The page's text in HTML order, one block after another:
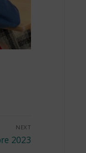
NEXT
2023